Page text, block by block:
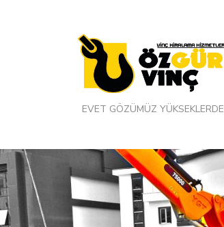
EVET GÖZÜMÜZ YÜKSEKLERDE